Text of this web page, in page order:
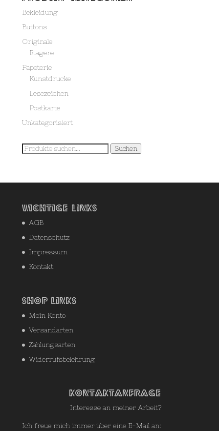
Bekleidung
Buttons
Originale
Etagere
Papeterie
Kunstdrucke
Lesezeichen
Postkarte
Unkategorisiert
Suche
Suchen
Wichtige Links
AGB
Datenschutz
Impressum
Kontakt
Shop Links
Mein Konto
Versandarten
Zahlungsarten
Widerrufsbelehrung
Kontaktanfrage
Interesse an meiner Arbeit?
Ich freue mich immer über eine E-Mail an: